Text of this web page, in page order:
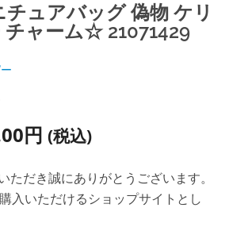
ュアバッグ 偽物 ケリ
チャーム☆ 21071429
円 (税込)
ただき誠にありがとうございます。
入いただけるショップサイトとし